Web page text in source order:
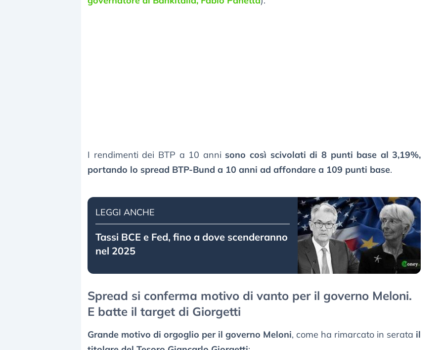
I rendimenti dei BTP a 10 anni sono così scivolati di 8 punti base al 3,19%,
portando lo spread BTP-Bund a 10 anni ad affondare a 109 punti base.
LEGGI ANCHE
Tassi BCE e Fed, fino a dove scenderanno
nel 2025
Spread si conferma motivo di vanto per il governo Meloni.
E batte il target di Giorgetti
Grande motivo di orgoglio per il governo Meloni, come ha rimarcato in serata il